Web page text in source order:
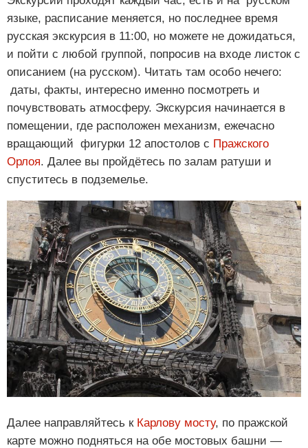
языке, расписание меняется, но последнее время
русская экскурсия в 11:00, но можете не дожидаться,
и пойти с любой группой, попросив на входе листок с
описанием (на русском). Читать там особо нечего:
даты, факты, интересно именно посмотреть и
почувствовать атмосферу. Экскурсия начинается в
помещении, где расположен механизм, ежечасно
вращающий фигурки 12 апостолов с Пражского
Орлоя. Далее вы пройдётесь по залам ратуши и
спуститесь в подземелье.
Далее направляйтесь к Карлову мосту, по пражской
карте можно подняться на обе мостовых башни —